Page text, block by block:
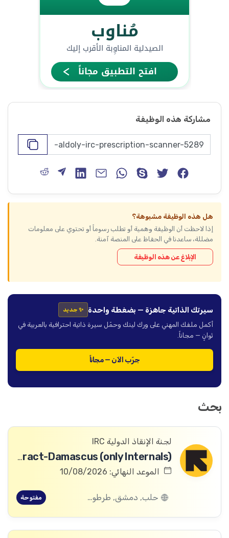
مشاركة هذه الوظيفة
هل هذه الوظيفة مشبوهة؟
إذا لاحظت أن الوظيفة وهمية أو تطلب رسوماً أو تحتوي على معلومات
مضللة، ساعدنا في الحفاظ على المنصة آمنة.
الإبلاغ عن هذه الوظيفة
سيرتك الذاتية جاهزة — بضغطة واحدة ✨ جديد
أكمل ملفك المهني على ورك لينك وحمّل سيرة ذاتية احترافية بالعربية في
ثوانٍ — مجاناً.
جرّب الآن — مجاناً
بحث
لجنة الإنقاذ الدولية IRC
Digital Archivist-Temporary Contract-Damascus (only Internals)
الموعد النهائي: 10/08/2026
حلب, دمشق, طرطوس, ريف دمشق, ديرالزور, درعا, السويداء, إدلب, القنيطرة, اللاذقية, الرقة, حمص, الحسكة, حماة مفتوحة